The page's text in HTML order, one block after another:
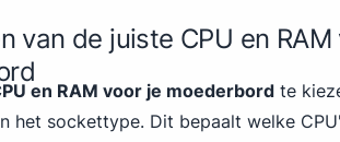
van de juiste CPU en RAM
en RAM voor je moederbord te
het sockettype. Dit bepaalt welke